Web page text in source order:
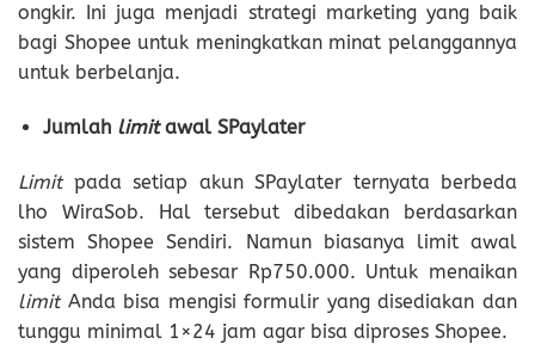
ongkir. Ini juga menjadi strategi marketing yang baik
bagi Shopee untuk meningkatkan minat pelanggannya
untuk berbelanja.
Jumlah limitawal SPaylater
Limit pada setiap akun SPaylater ternyata berbeda
lho WiraSob. Hal tersebut dibedakan berdasarkan
sistem Shopee Sendiri. Namun biasanya limit awal
yang diperoleh sebesar Rp750.000. Untuk menaikan
limit Anda bisa mengisi formulir yang disediakan dan
tunggu minimal 1×24 jam agar bisa diproses Shopee.